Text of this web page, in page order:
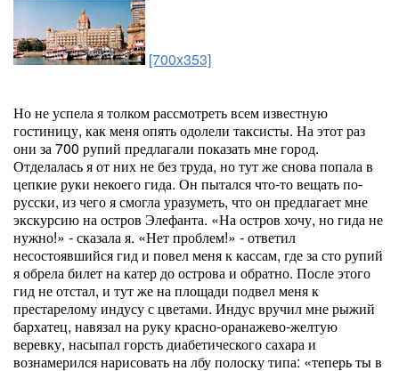
[700x353]
Но не успела я толком рассмотреть всем известную
гостиницу, как меня опять одолели таксисты. На этот раз
они за 700 рупий предлагали показать мне город.
Отделалась я от них не без труда, но тут же снова попала в
цепкие руки некоего гида. Он пытался что-то вещать по-
русски, из чего я смогла уразуметь, что он предлагает мне
экскурсию на остров Элефанта. «На остров хочу, но гида не
нужно!» - сказала я. «Нет проблем!» - ответил
несостоявшийся гид и повел меня к кассам, где за сто рупий
я обрела билет на катер до острова и обратно. После этого
гид не отстал, и тут же на площади подвел меня к
престарелому индусу с цветами. Индус вручил мне рыжий
бархатец, навязал на руку красно-оранажево-желтую
веревку, насыпал горсть диабетического сахара и
вознамерился нарисовать на лбу полоску типа: «теперь ты в